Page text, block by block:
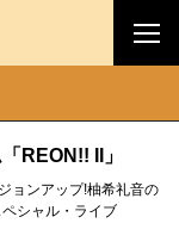
REON!! II」
ョンアップ!柚希礼音の
シャル・ライブ